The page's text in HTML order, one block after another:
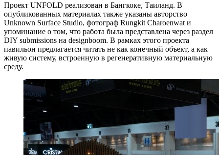
Проект UNFOLD реализован в Бангкоке, Таиланд. В
опубликованных материалах также указаны авторство
Unknown Surface Studio, фотограф Rungkit Charoenwat и
упоминание о том, что работа была представлена через раздел
DIY submissions на designboom. В рамках этого проекта
павильон предлагается читать не как конечный объект, а как
живую систему, встроенную в регенеративную материальную
среду.